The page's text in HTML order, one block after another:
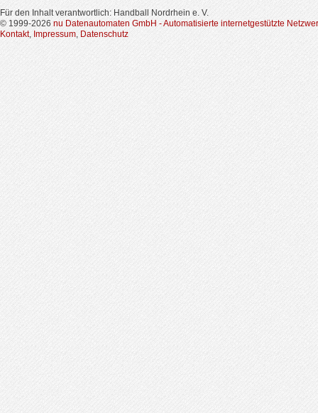
Für den Inhalt verantwortlich: Handball Nordrhein e. V.
© 1999-2026 nu Datenautomaten GmbH - Automatisierte internetgestützte
Kontakt, Impressum, Datenschutz